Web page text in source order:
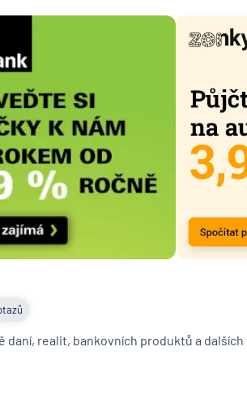
daní, realit, bankovních produktů a